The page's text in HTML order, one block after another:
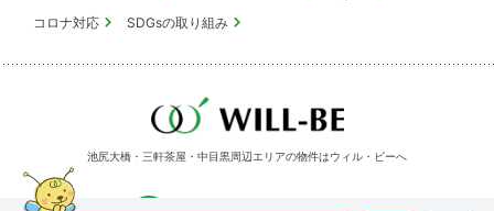
コロナ対応
SDGsの取り組み
池尻大橋・三軒茶屋・中目黒周辺エリアの物件はウィル・ビーへ